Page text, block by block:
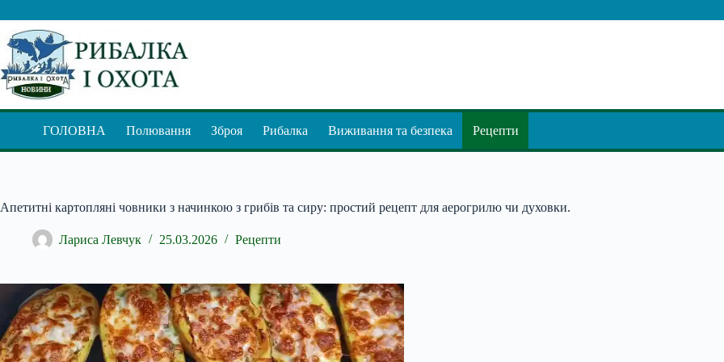
до
вмісту
ГОЛОВНА Полювання Зброя Рибалка Виживання та безпека Рецепти
Апетитні картопляні човники з начинкою з грибів та сиру: простий рецепт для аерогрилю чи духовки.
Лариса Левчук 25.03.2026 Рецепти